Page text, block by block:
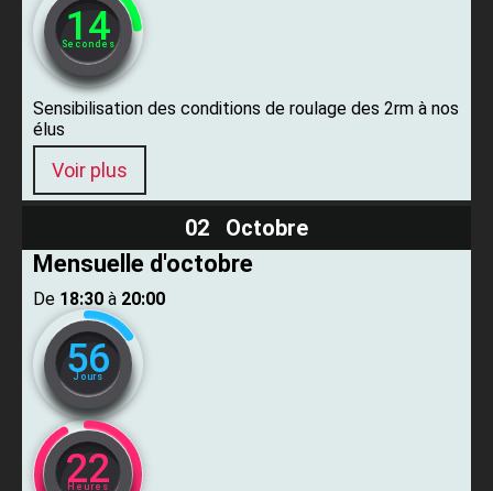
13
Secondes
Sensibilisation des conditions de roulage des 2rm à nos
élus
Voir plus
02 Octobre
Mensuelle d'octobre
De ​ 18:30 ​ à ​ 20:00
56
Jours
22
Heures